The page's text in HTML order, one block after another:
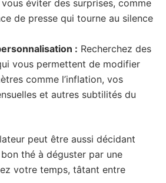
éviter des surprises, comme
de presse qui tourne au silence
: Recherchez des
vous permettent de modifier
comme l’inflation, vos
et autres subtilités du
peut être aussi décidant
thé à déguster par une
votre temps, tâtant entre